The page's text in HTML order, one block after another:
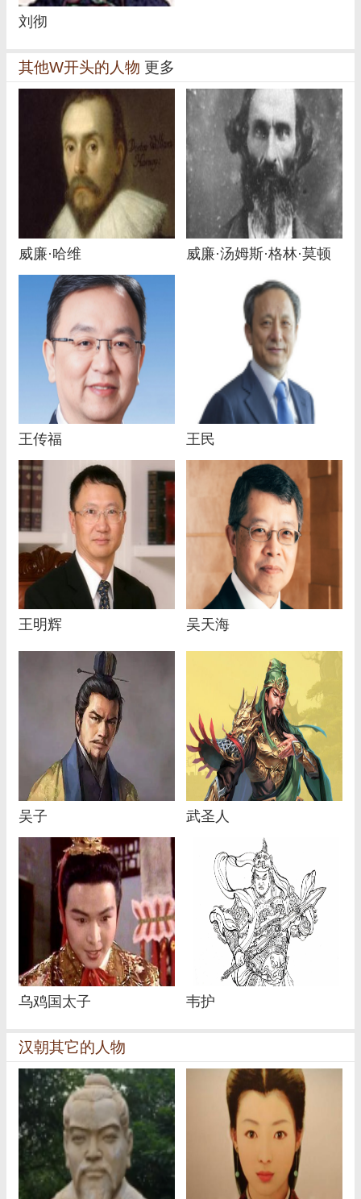
刘彻
其他W开头的人物 更多
威廉·哈维 威廉·汤姆斯·格林·莫顿
王传福 王民
王明辉 吴天海
吴子 武圣人
乌鸡国太子 韦护
汉朝其它的人物